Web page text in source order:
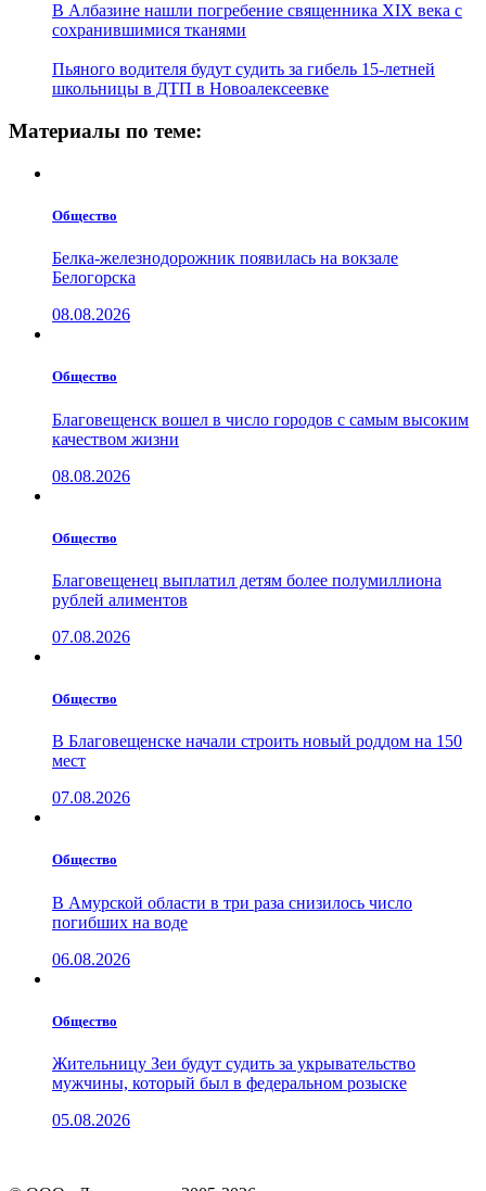
В Албазине нашли погребение священника XIX века с
сохранившимися тканями
Пьяного водителя будут судить за гибель 15-летней
школьницы в ДТП в Новоалексеевке
Материалы по теме:
Общество
Белка-железнодорожник появилась на вокзале
Белогорска
08.08.2026
Общество
Благовещенск вошел в число городов с самым высоким
качеством жизни
08.08.2026
Общество
Благовещенец выплатил детям более полумиллиона
рублей алиментов
07.08.2026
Общество
В Благовещенске начали строить новый роддом на 150
мест
07.08.2026
Общество
В Амурской области в три раза снизилось число
погибших на воде
06.08.2026
Общество
Жительницу Зеи будут судить за укрывательство
мужчины, который был в федеральном розыске
05.08.2026